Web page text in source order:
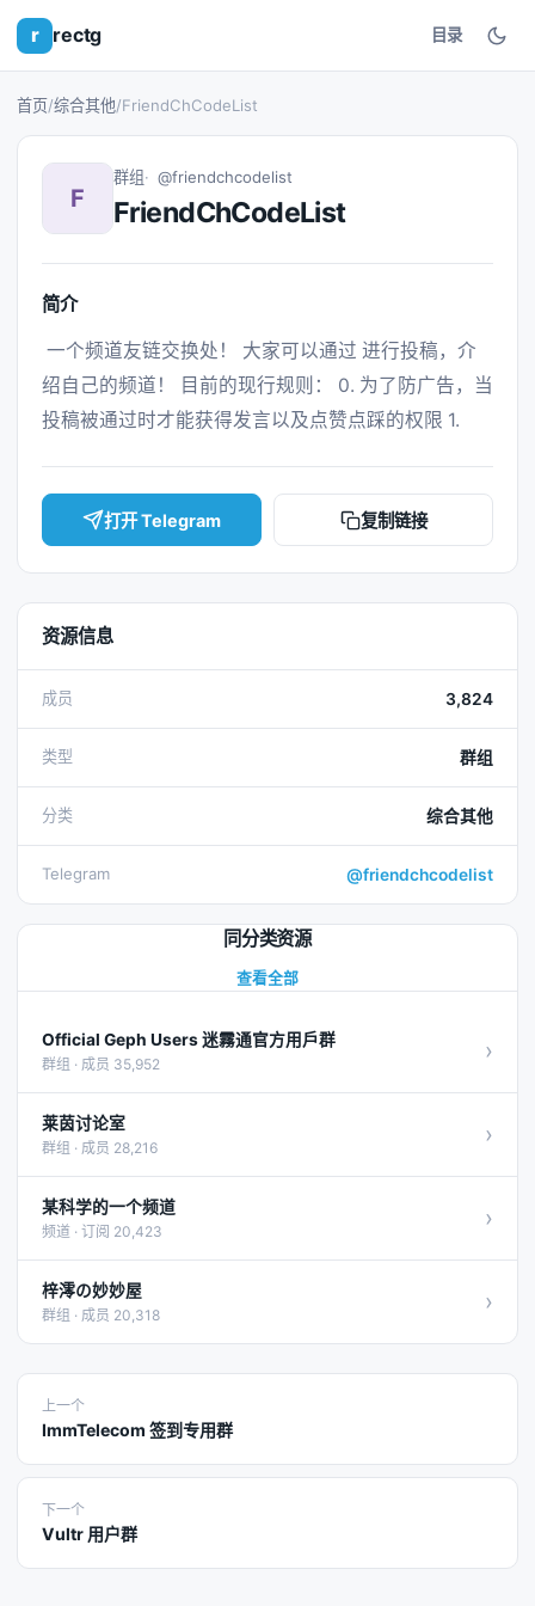
r rectg 目录
首页/综合其他/FriendChCodeList
F
群组 @friendchcodelist
FriendChCodeList
简介
绍自己的频道！ 目前的现行规则： 0. 为了防广告，当
投稿被通过时才能获得发言以及点赞点踩的权限 1.
打开 Telegram 复制链接
资源信息
成员 3,824
类型 群组
分类 综合其他
Telegram @friendchcodelist
同分类资源
查看全部
Official Geph Users 迷霧通官方用戶群
群组 · 成员 35,952 ›
莱茵讨论室
群组 · 成员 28,216 ›
某科学的一个频道
频道 · 订阅 20,423 ›
梓澪の妙妙屋
群组 · 成员 20,318 ›
上一个
ImmTelecom 签到专用群
下一个
Vultr 用户群